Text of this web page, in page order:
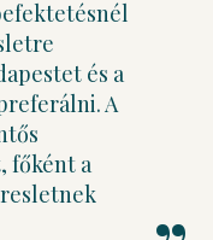
és a
A
főként a